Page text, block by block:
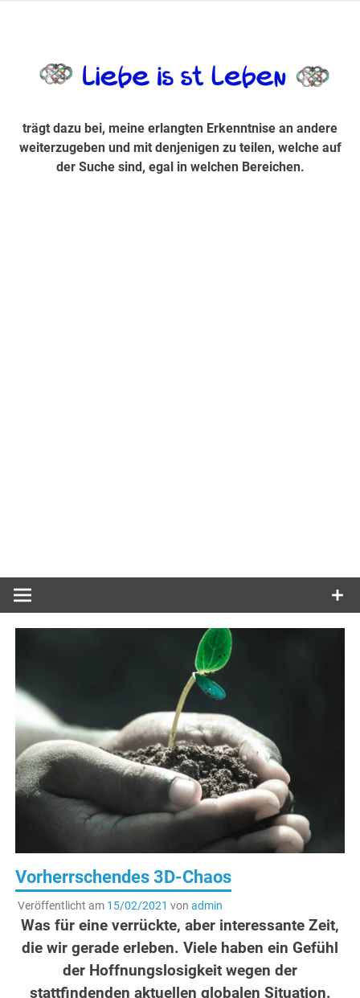
Suche sind, egal in welchen Bereichen.
trägt dazu bei, meine erlangten Erkenntnise an andere
weiterzugeben und mit denjenigen zu teilen, welche auf
der Suche sind, egal in welchen Bereichen.
Vorherrschendes 3D-Chaos
Veröffentlicht am 15/02/2021 von admin
Was für eine verrückte, aber interessante Zeit,
die wir gerade erleben. Viele haben ein Gefühl
der Hoffnungslosigkeit wegen der
stattfindenden aktuellen globalen Situation.